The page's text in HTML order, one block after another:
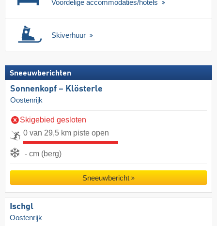
Voordelige accommodaties/hotels
Skiverhuur
Sneeuwberichten
Sonnenkopf – Klösterle
Oostenrijk
Skigebied gesloten
0 van 29,5 km piste open
- cm (berg)
Sneeuwbericht
Ischgl
Oostenrijk